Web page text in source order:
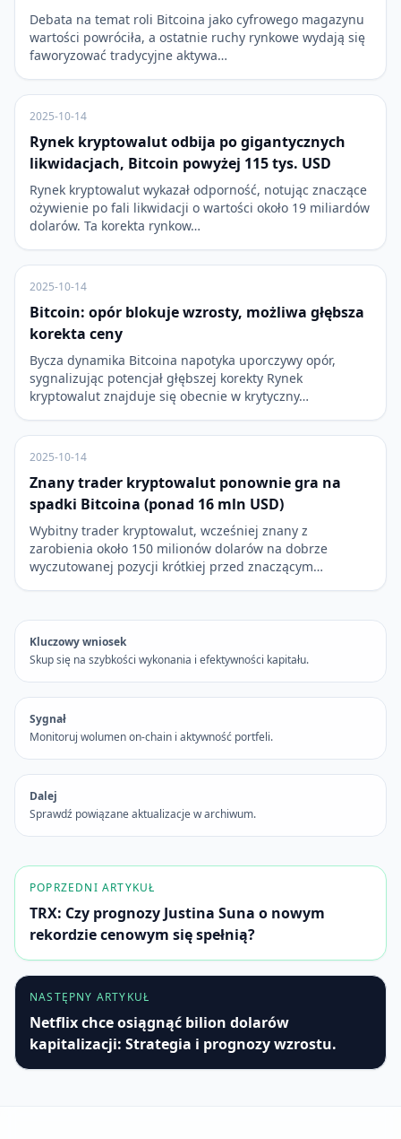
Debata na temat roli Bitcoina jako cyfrowego magazynu
wartości powróciła, a ostatnie ruchy rynkowe wydają się
faworyzować tradycyjne aktywa…
2025-10-14
Rynek kryptowalut odbija po gigantycznych
likwidacjach, Bitcoin powyżej 115 tys. USD
Rynek kryptowalut wykazał odporność, notując znaczące
ożywienie po fali likwidacji o wartości około 19 miliardów
dolarów. Ta korekta rynkow…
2025-10-14
Bitcoin: opór blokuje wzrosty, możliwa głębsza
korekta ceny
Bycza dynamika Bitcoina napotyka uporczywy opór,
sygnalizując potencjał głębszej korekty Rynek
kryptowalut znajduje się obecnie w krytyczny…
2025-10-14
Znany trader kryptowalut ponownie gra na
spadki Bitcoina (ponad 16 mln USD)
Wybitny trader kryptowalut, wcześniej znany z
zarobienia około 150 milionów dolarów na dobrze
wyczutowanej pozycji krótkiej przed znaczącym…
Kluczowy wniosek
Skup się na szybkości wykonania i efektywności kapitału.
Sygnał
Monitoruj wolumen on-chain i aktywność portfeli.
Dalej
Sprawdź powiązane aktualizacje w archiwum.
POPRZEDNI ARTYKUŁ
TRX: Czy prognozy Justina Suna o nowym
rekordzie cenowym się spełnią?
NASTĘPNY ARTYKUŁ
Netflix chce osiągnąć bilion dolarów
kapitalizacji: Strategia i prognozy wzrostu.